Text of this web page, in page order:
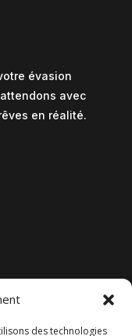
des technologies
évasion
avec
en réalité.